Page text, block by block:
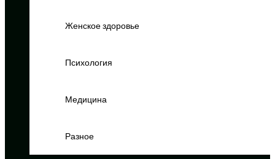
Женское здоровье
Психология
Медицина
Разное